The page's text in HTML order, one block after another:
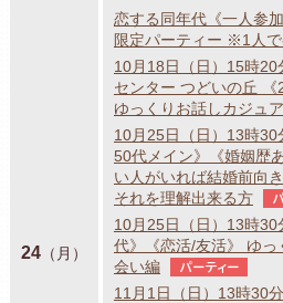
24（月）
恋する同年代《一人参
限定パーティー ※1人
10月18日（日）15時20
センター つどいの丘 《
ゆっくりお話しカジュ
10月25日（日）13時30
50代メイン》《婚姻歴
い人がいれば結婚前
それを理解出来る方
10月25日（日）13時
代》《恋活/友活》 ゆっ
会い編
パーティー
11月1日（日）13時30